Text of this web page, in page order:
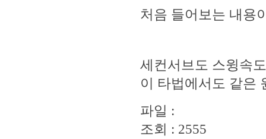
처음 들어보는 내용
세컨서브도 스윙속
이 타법에서도 같은
파일 :
조회 : 2555